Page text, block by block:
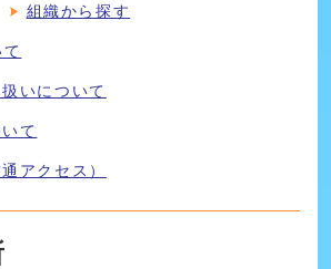
組織から探す
いについて
て
アクセス）